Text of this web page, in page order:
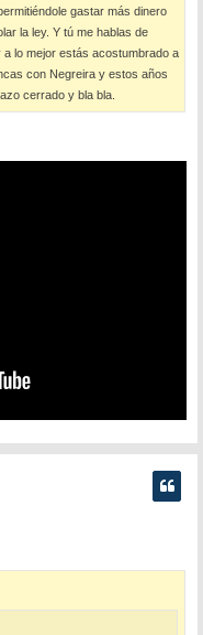
gastar más dinero
la ley. Y tú me hablas de
lo mejor estás acostumbrado a
con Negreira y estos años
cerrado y bla bla.